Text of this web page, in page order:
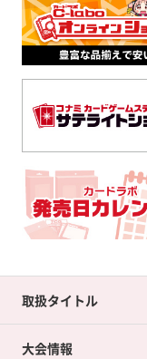
取扱タイトル
大会情報